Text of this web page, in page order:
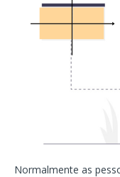
Normalmente as